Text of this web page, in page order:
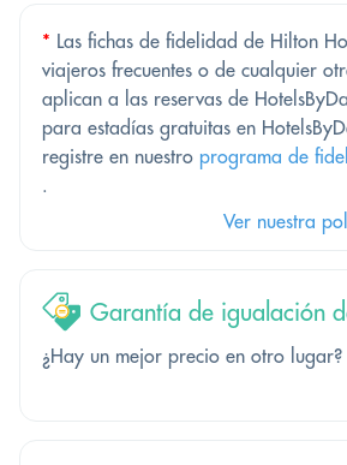
* Las fichas de fidelidad de Hilton
viajeros frecuentes o de cualquier
aplican a las reservas de
para estadías gratuitas en
registre en nuestro programa de
.
Ver nuestra
Garantía de igualación
¿Hay un mejor precio en otro lugar?